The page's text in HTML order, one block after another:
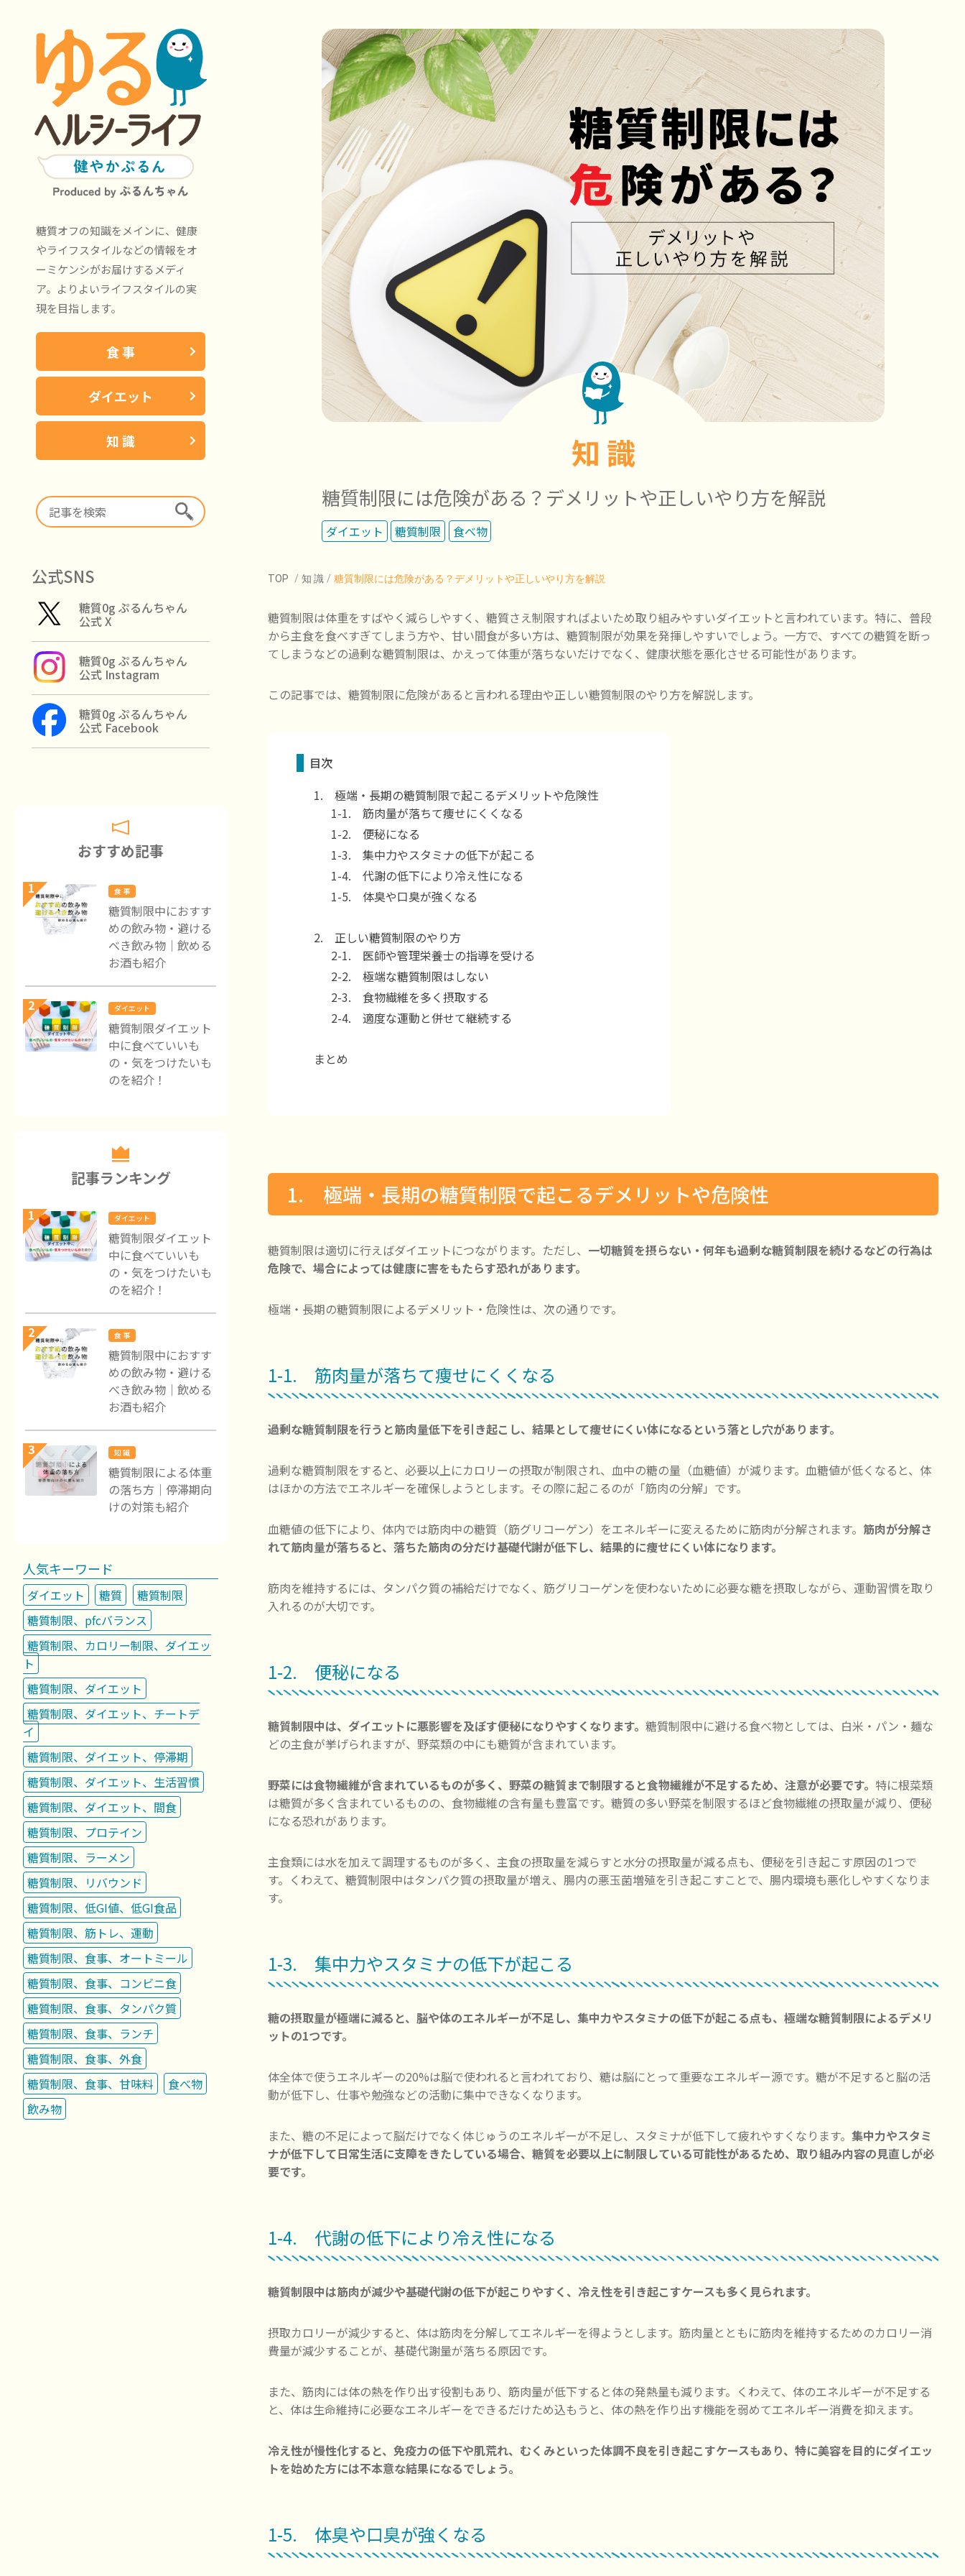
知 識
糖質制限には危険がある？デメリットや正しいやり方を解説
ダイエット 糖質制限 食べ物
TOP / 知 識 / 糖質制限には危険がある？デメリットや正しいやり方を解説
糖質制限は体重をすばやく減らしやすく、糖質さえ制限すればよいため取り組みやすいダイエットと言われています。特に、普段
から主食を食べすぎてしまう方や、甘い間食が多い方は、糖質制限が効果を発揮しやすいでしょう。一方で、すべての糖質を断っ
てしまうなどの過剰な糖質制限は、かえって体重が落ちないだけでなく、健康状態を悪化させる可能性があります。
この記事では、糖質制限に危険があると言われる理由や正しい糖質制限のやり方を解説します。
目次
1. 極端・長期の糖質制限で起こるデメリットや危険性
1-1. 筋肉量が落ちて痩せにくくなる
1-2. 便秘になる
1-3. 集中力やスタミナの低下が起こる
1-4. 代謝の低下により冷え性になる
1-5. 体臭や口臭が強くなる
2. 正しい糖質制限のやり方
2-1. 医師や管理栄養士の指導を受ける
2-2. 極端な糖質制限はしない
2-3. 食物繊維を多く摂取する
2-4. 適度な運動と併せて継続する
まとめ
1. 極端・長期の糖質制限で起こるデメリットや危険性
糖質制限は適切に行えばダイエットにつながります。ただし、 一切糖質を摂らない・何年も過剰な糖質制限を続けるなどの行為は
危険で、場合によっては健康に害をもたらす恐れがあります。
極端・長期の糖質制限によるデメリット・危険性は、次の通りです。
1-1. 筋肉量が落ちて痩せにくくなる
過剰な糖質制限を行うと筋肉量低下を引き起こし、結果として痩せにくい体になるという落とし穴があります。
過剰な糖質制限をすると、必要以上にカロリーの摂取が制限され、血中の糖の量（血糖値）が減ります。血糖値が低くなると、体
はほかの方法でエネルギーを確保しようとします。その際に起こるのが「筋肉の分解」です。
血糖値の低下により、体内では筋肉中の糖質（筋グリコーゲン）をエネルギーに変えるために筋肉が分解されます。 筋肉が分解さ
れて筋肉量が落ちると、落ちた筋肉の分だけ基礎代謝が低下し、結果的に痩せにくい体になります。
筋肉を維持するには、タンパク質の補給だけでなく、筋グリコーゲンを使わないために必要な糖を摂取しながら、運動習慣を取り
入れるのが大切です。
1-2. 便秘になる
糖質制限中は、ダイエットに悪影響を及ぼす便秘になりやすくなります。糖質制限中に避ける食べ物としては、白米・パン・麺な
どの主食が挙げられますが、野菜類の中にも糖質が含まれています。
野菜には食物繊維が含まれているものが多く、野菜の糖質まで制限すると食物繊維が不足するため、注意が必要です。 特に根菜類
は糖質が多く含まれているものの、食物繊維の含有量も豊富です。糖質の多い野菜を制限するほど食物繊維の摂取量が減り、便秘
になる恐れがあります。
主食類には水を加えて調理するものが多く、主食の摂取量を減らすと水分の摂取量が減る点も、便秘を引き起こす原因の1つで
す。くわえて、糖質制限中はタンパク質の摂取量が増え、腸内の悪玉菌増殖を引き起こすことで、腸内環境も悪化しやすくなりま
す。
1-3. 集中力やスタミナの低下が起こる
糖の摂取量が極端に減ると、脳や体のエネルギーが不足し、集中力やスタミナの低下が起こる点も、極端な糖質制限によるデメリ
ットの1つです。
体全体で使うエネルギーの20%は脳で使われると言われており、糖は脳にとって重要なエネルギー源です。糖が不足すると脳の活
動が低下し、仕事や勉強などの活動に集中できなくなります。
また、糖の不足によって脳だけでなく体じゅうのエネルギーが不足し、スタミナが低下して疲れやすくなります。集中力やスタミ
ナが低下して日常生活に支障をきたしている場合、糖質を必要以上に制限している可能性があるため、取り組み内容の見直しが必
要です。
1-4. 代謝の低下により冷え性になる
糖質制限中は筋肉が減少や基礎代謝の低下が起こりやすく、冷え性を引き起こすケースも多く見られます。
摂取カロリーが減少すると、体は筋肉を分解してエネルギーを得ようとします。筋肉量とともに筋肉を維持するためのカロリー消
費量が減少することが、基礎代謝量が落ちる原因です。
また、筋肉には体の熱を作り出す役割もあり、筋肉量が低下すると体の発熱量も減ります。くわえて、体のエネルギーが不足する
と、体は生命維持に必要なエネルギーをできるだけため込もうと、体の熱を作り出す機能を弱めてエネルギー消費を抑えます。
冷え性が慢性化すると、免疫力の低下や肌荒れ、むくみといった体調不良を引き起こすケースもあり、特に美容を目的にダイエッ
トを始めた方には不本意な結果になるでしょう。
1-5. 体臭や口臭が強くなる
糖質オフの知識をメインに、健康
やライフスタイルなどの情報をオ
ーミケンシがお届けするメディ
ア。よりよいライフスタイルの実
現を目指します。
食 事
ダイエット
知 識
公式SNS
糖質0g ぷるんちゃん
公式 X
糖質0g ぷるんちゃん
公式 Instagram
糖質0g ぷるんちゃん
公式 Facebook
おすすめ記事
1 食 事
糖質制限中におすす
めの飲み物・避ける
べき飲み物｜飲める
お酒も紹介
2 ダイエット
糖質制限ダイエット
中に食べていいも
の・気をつけたいも
のを紹介！
記事ランキング
1 ダイエット
糖質制限ダイエット
中に食べていいも
の・気をつけたいも
のを紹介！
2 食 事
糖質制限中におすす
めの飲み物・避ける
べき飲み物｜飲める
お酒も紹介
3 知 識
糖質制限による体重
の落ち方｜停滞期向
けの対策も紹介
人気キーワード
ダイエット 糖質
糖質制限
糖質制限、pfcバランス
糖質制限、カロリー制限、ダイエッ
ト
糖質制限、ダイエット
糖質制限、ダイエット、チートデ
イ
糖質制限、ダイエット、停滞期
糖質制限、ダイエット、生活習慣
糖質制限、ダイエット、間食
糖質制限、プロテイン
糖質制限、ラーメン
糖質制限、リバウンド
糖質制限、低GI値、低GI食品
糖質制限、筋トレ、運動
糖質制限、食事、オートミール
糖質制限、食事、コンビニ食
糖質制限、食事、タンパク質
糖質制限、食事、ランチ
糖質制限、食事、外食
糖質制限、食事、甘味料
食べ物
飲み物